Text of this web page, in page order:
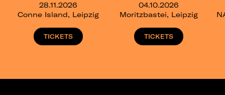
28.11.2026
Conne Island, Leipzig
TICKETS
04.10.2026
Moritzbastei, Leipzig
TICKETS